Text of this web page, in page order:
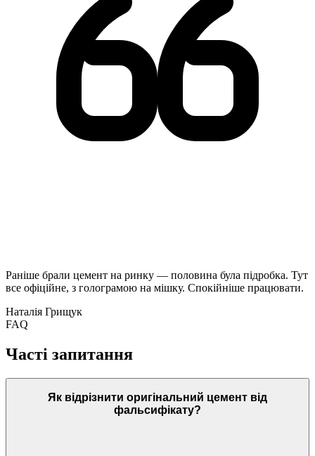
Раніше брали цемент на ринку — половина була підробка. Тут
все офіційне, з голограмою на мішку. Спокійніше працювати.
Наталія Грищук
FAQ
Часті запитання
Як відрізнити оригінальний цемент від
фальсифікату?